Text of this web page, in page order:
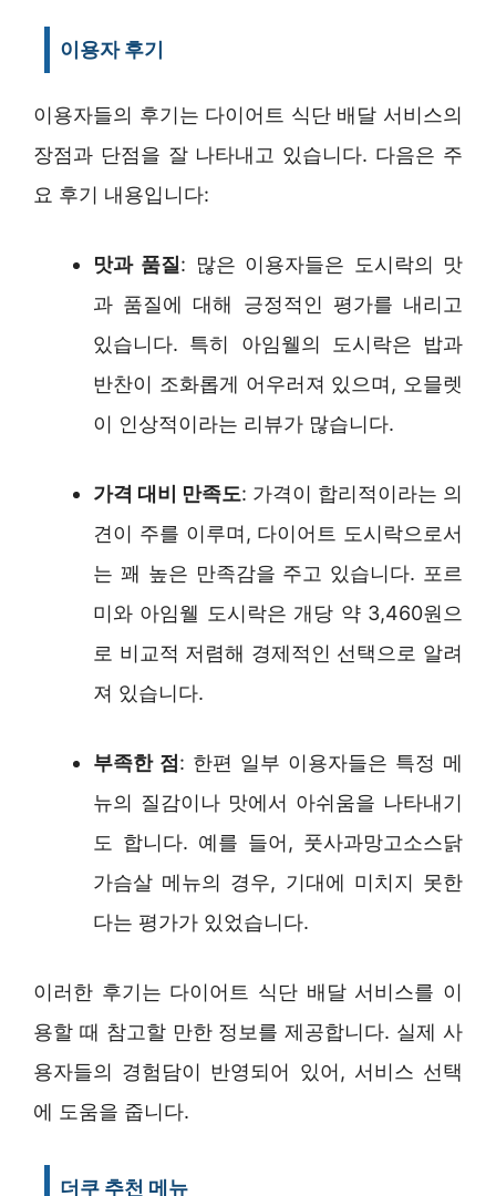
이용자 후기
이용자들의 후기는 다이어트 식단 배달 서비스의
장점과 단점을 잘 나타내고 있습니다. 다음은 주
요 후기 내용입니다:
맛과 품질: 많은 이용자들은 도시락의 맛
과 품질에 대해 긍정적인 평가를 내리고
있습니다. 특히 아임웰의 도시락은 밥과
반찬이 조화롭게 어우러져 있으며, 오믈렛
이 인상적이라는 리뷰가 많습니다.
가격 대비 만족도: 가격이 합리적이라는 의
견이 주를 이루며, 다이어트 도시락으로서
는 꽤 높은 만족감을 주고 있습니다. 포르
미와 아임웰 도시락은 개당 약 3,460원으
로 비교적 저렴해 경제적인 선택으로 알려
져 있습니다.
부족한 점: 한편 일부 이용자들은 특정 메
뉴의 질감이나 맛에서 아쉬움을 나타내기
도 합니다. 예를 들어, 풋사과망고소스닭
가슴살 메뉴의 경우, 기대에 미치지 못한
다는 평가가 있었습니다.
이러한 후기는 다이어트 식단 배달 서비스를 이
용할 때 참고할 만한 정보를 제공합니다. 실제 사
용자들의 경험담이 반영되어 있어, 서비스 선택
에 도움을 줍니다.
더쿠 추천 메뉴